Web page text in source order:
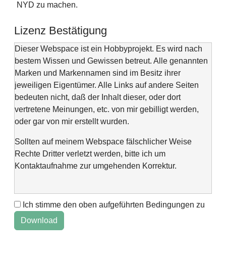
NYD zu machen.
Lizenz Bestätigung
Dieser Webspace ist ein Hobbyprojekt. Es wird nach
bestem Wissen und Gewissen betreut. Alle genannten
Marken und Markennamen sind im Besitz ihrer
jeweiligen Eigentümer. Alle Links auf andere Seiten
bedeuten nicht, daß der Inhalt dieser, oder dort
vertretene Meinungen, etc. von mir gebilligt werden,
oder gar von mir erstellt wurden.
Sollten auf meinem Webspace fälschlicher Weise
Rechte Dritter verletzt werden, bitte ich um
Kontaktaufnahme zur umgehenden Korrektur.
This web space is a project of my spare time and not
intended to make money with it. It is not wanted to harm
anyone. If you find errors or anything else, please
Ich stimme den oben aufgeführten Bedingungen zu